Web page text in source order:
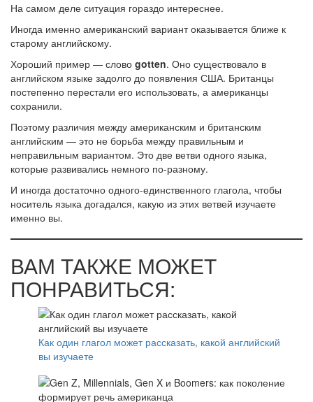
На самом деле ситуация гораздо интереснее.
Иногда именно американский вариант оказывается ближе к
старому английскому.
Хороший пример — слово gotten. Оно существовало в
английском языке задолго до появления США. Британцы
постепенно перестали его использовать, а американцы
сохранили.
Поэтому различия между американским и британским
английским — это не борьба между правильным и
неправильным вариантом. Это две ветви одного языка,
которые развивались немного по-разному.
И иногда достаточно одного-единственного глагола, чтобы
носитель языка догадался, какую из этих ветвей изучаете
именно вы.
ВАМ ТАКЖЕ МОЖЕТ
ПОНРАВИТЬСЯ:
Как один глагол может рассказать, какой английский
вы изучаете